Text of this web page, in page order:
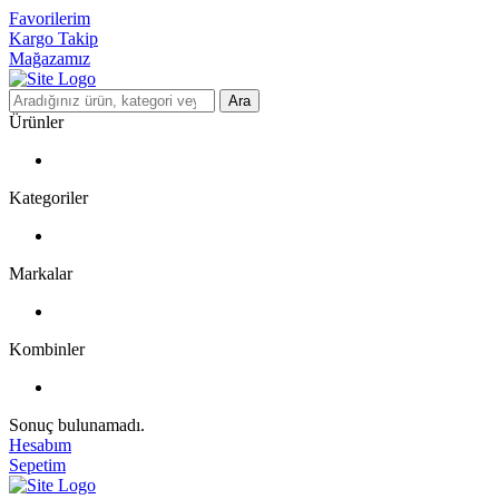
Favorilerim
Kargo Takip
Mağazamız
Ara
Ürünler
Kategoriler
Markalar
Kombinler
Sonuç bulunamadı.
Hesabım
Sepetim